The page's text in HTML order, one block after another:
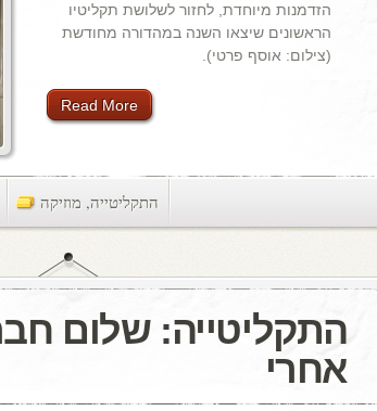
הזדמנות מיוחדת, לחזור לשלושת תקליטיו
הראשונים שיצאו השנה במהדורה מחודשת
(צילום: אוסף פרטי).
Read More
התקליטייה, מוזיקה
אחרי